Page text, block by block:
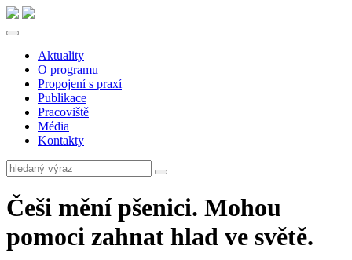
Aktuality
O programu
Propojení s praxí
Publikace
Pracoviště
Média
Kontakty
Češi mění pšenici. Mohou
pomoci zahnat hlad ve světě.